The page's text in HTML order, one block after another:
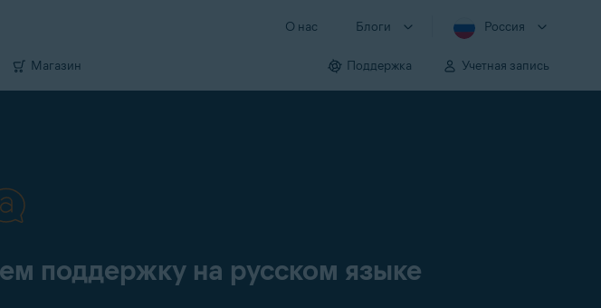
О нас Блоги Россия
Магазин Поддержка Учетная запись
поддержку на русском языке